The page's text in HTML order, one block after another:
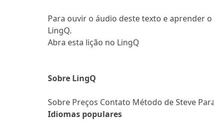
Para ouvir o áudio deste texto e aprender
LingQ.
Abra esta lição no LingQ
Sobre LingQ
Sobre Preços Contato Método de Steve
Idiomas populares